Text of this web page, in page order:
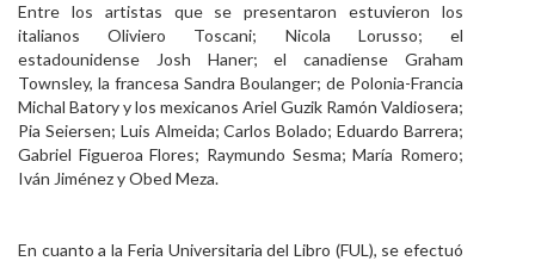
Entre los artistas que se presentaron estuvieron los
italianos Oliviero Toscani; Nicola Lorusso; el
estadounidense Josh Haner; el canadiense Graham
Townsley, la francesa Sandra Boulanger; de Polonia-Francia
Michal Batory y los mexicanos Ariel Guzik Ramón Valdiosera;
Pia Seiersen; Luis Almeida; Carlos Bolado; Eduardo Barrera;
Gabriel Figueroa Flores; Raymundo Sesma; María Romero;
Iván Jiménez y Obed Meza.
En cuanto a la Feria Universitaria del Libro (FUL), se efectuó